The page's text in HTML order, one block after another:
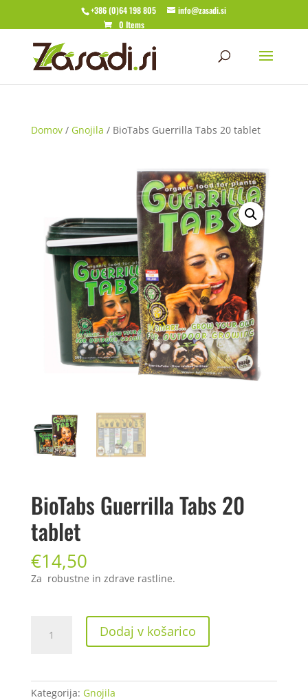
+386 (0)64 198 805
info@zasadi.si
0 Items
Domov/ Gnojila / BioTabs Guerrilla Tabs 20 tablet
BioTabs Guerrilla Tabs 20
tablet
€14,50
Za robustne in zdrave rastline.
Guerrilla
tablet
količina
Dodaj v košarico
Kategorija: Gnojila